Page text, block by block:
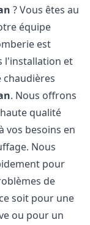
? Vous êtes au
équipe
est
l'installation et
. Nous offrons
qualité
vos besoins en
Nous
pour
de
soit pour une
ou pour un